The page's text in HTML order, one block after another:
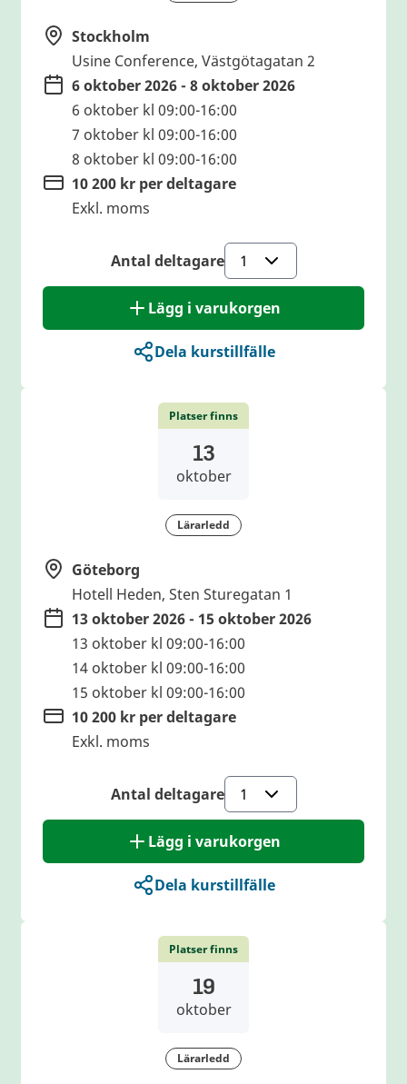
Stockholm
Usine Conference, Västgötagatan 2
6 oktober 2026 - 8 oktober 2026
6 oktober kl 09:00-16:00
7 oktober kl 09:00-16:00
8 oktober kl 09:00-16:00
10 200 kr per deltagare
Exkl. moms
Antal deltagare
Lägg i varukorgen
Dela kurstillfälle
Platser finns
13
oktober
Lärarledd
Göteborg
Hotell Heden, Sten Sturegatan 1
13 oktober 2026 - 15 oktober 2026
13 oktober kl 09:00-16:00
14 oktober kl 09:00-16:00
15 oktober kl 09:00-16:00
10 200 kr per deltagare
Exkl. moms
Antal deltagare
Lägg i varukorgen
Dela kurstillfälle
Platser finns
19
oktober
Lärarledd